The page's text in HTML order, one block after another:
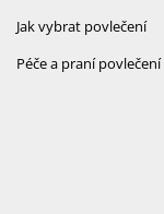
Jak vybrat povlečení
Péče a praní povlečení